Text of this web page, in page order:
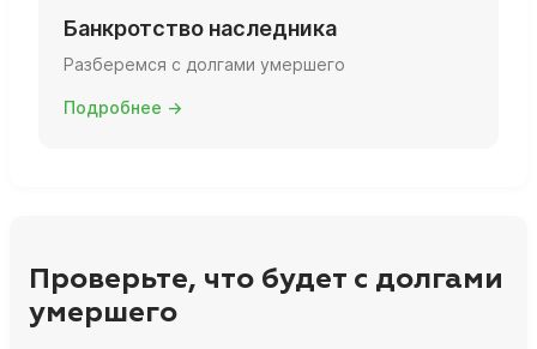
Банкротство наследника
Разберемся с долгами умершего
Подробнее →
Проверьте, что будет с долгами
умершего